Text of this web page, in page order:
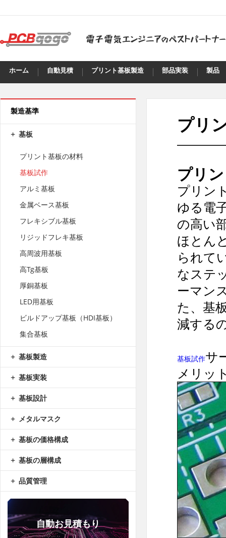
ホーム 自動見積 プリント基板製造 部品実装 製品
製造基準
基板
プリント基板の材料
基板試作
アルミ基板
金属ベース基板
フレキシブル基板
リジッドフレキ基板
高周波用基板
高Tg基板
厚銅基板
LED用基板
ビルドアップ基板（HDI基板）
集合基板
基板製造
基板実装
基板設計
メタルマスク
基板の価格構成
基板の層構成
品質管理
自動お見積もり
プリ
プリ
プリン
ゆる電
の高い
ほとん
られて
なステ
ーマン
た、基
減する
基板試作サ
メリッ